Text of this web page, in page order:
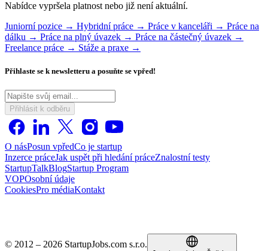
Nabídce vypršela platnost nebo již není aktuální.
Juniorní pozice → Hybridní práce → Práce v kanceláři → Práce na
dálku → Práce na plný úvazek → Práce na částečný úvazek →
Freelance práce → Stáže a praxe →
Přihlaste se k newsletteru a posuňte se vpřed!
Přihlásit k odběru
O násPosun vpředCo je startup
Inzerce práceJak uspět při hledání práceZnalostní testy
StartupTalkBlogStartup Program
VOPOsobní údaje
CookiesPro médiaKontakt
© 2012 – 2026 StartupJobs.com s.r.o.